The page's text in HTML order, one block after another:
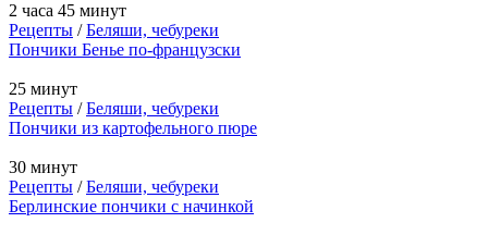
2 часа 45 минут
Рецепты /Беляши, чебуреки
Пончики Бенье по-французски
25 минут
Рецепты /Беляши, чебуреки
Пончики из картофельного пюре
30 минут
Рецепты /Беляши, чебуреки
Берлинскиe пончики с начинкой